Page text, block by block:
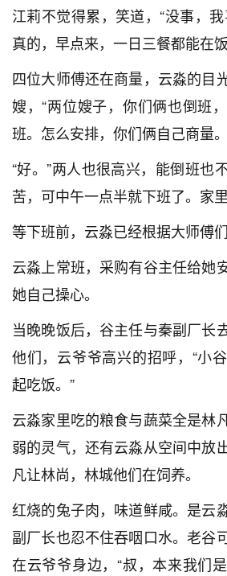
江莉不觉得累，笑道，“没事，
真的，早点来，一日三餐都能在饭
四位大师傅还在商量，云淼的目
嫂，“两位嫂子，你们俩也倒班
班。怎么安排，你们俩自己商量
“好。”两人也很高兴，能倒班也
苦，可中午一点半就下班了。家
等下班前，云淼已经根据大师傅
云淼上常班，采购有谷主任给她
她自己操心。
当晚晚饭后，谷主任与秦副厂长
他们，云爷爷高兴的招呼，“小
起吃饭。”
云淼家里吃的粮食与蔬菜全是林
弱的灵气，还有云淼从空间中放
凡让林尚，林城他们在饲养。
红烧的兔子肉，味道鲜咸。是云
副厂长也忍不住吞咽口水。老谷
在云爷爷身边，“叔，本来我们